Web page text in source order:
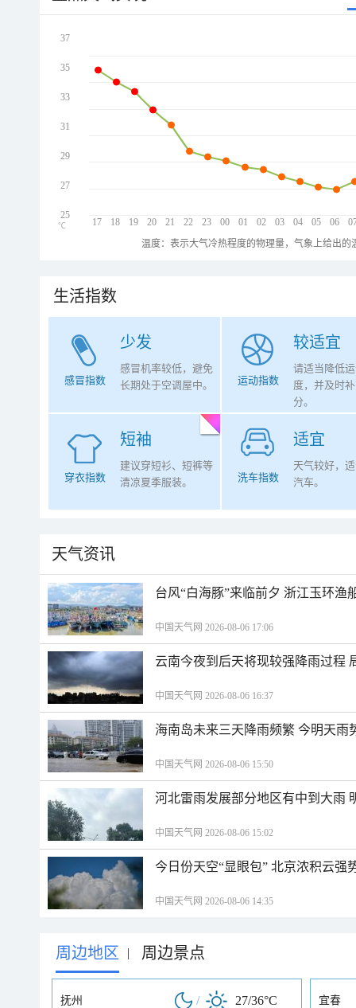
17 18 19 20 21 22 23 00 01 02 03 04 05 06
37
35
33
31
29
27
25
℃
温度：表示大气冷热程度的物理量，气象上给出
生活指数
少发
感冒指数
感冒机率较低，避免
长期处于空调屋中。
较适宜
运动指数
请适当降低
度，并及时
分。
短袖
穿衣指数
建议穿短衫、短裤等
清凉夏季服装。
适宜
洗车指数
天气较好，
汽车。
天气资讯
台风“白海豚”来临前夕 浙江玉环渔
中国天气网 2026-08-06 17:06
云南今夜到后天将现较强降雨过程
中国天气网 2026-08-06 16:37
海南岛未来三天降雨频繁 今明天雨
中国天气网 2026-08-06 15:50
河北雷雨发展部分地区有中到大雨
中国天气网 2026-08-06 15:02
今日份天空“显眼包” 北京浓积云强
中国天气网 2026-08-06 14:35
周边地区 | 周边景点
抚州 / 27/36°C 宜春